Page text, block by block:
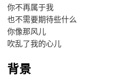
你不再属于我
也不需要期待些什么
你像那风儿
吹乱了我的心儿
背景